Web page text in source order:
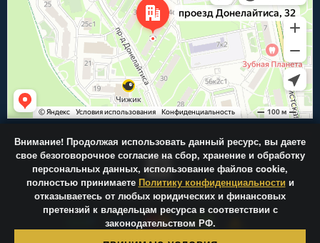
Центр-Фрез.ру © 2026
Внимание! Продолжая использовать данный ресурс, вы даете
свое безоговорочное согласие на сбор, хранение и обработку
персональных данных, использование файлов cookie,
полностью принимаете Политику конфиденциальности и
отказываетесь от любых юридических и финансовых
претензий к владельцам ресурса в соответствии с
законодательством РФ.